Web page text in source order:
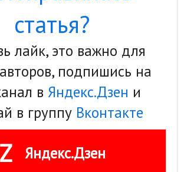
статья?
лайк, это важно для
подпишись на
в Яндекс.Дзен и
в группу Вконтакте
Z Яндекс.Дзен